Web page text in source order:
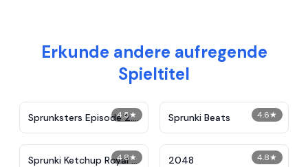
Erkunde andere aufregende
Spieltitel
4.5★
Sprunksters Episode 2:
The Cave
4.6★
Sprunki Beats
4.8★
Sprunki Ketchup Royal &
4.8★
2048